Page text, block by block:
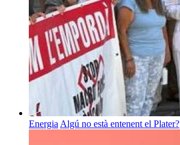
Energia Algú no està entenent el Plater?